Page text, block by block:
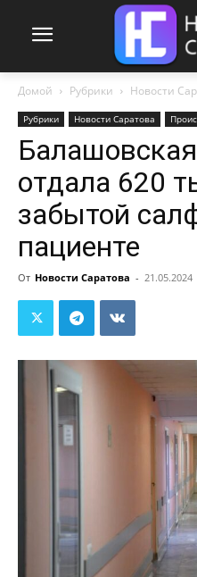
Домой Рубрики Новости
Рубрики Новости Саратова
отдала 620
забытой
пациенте
От Новости Саратова - 21.05.2024